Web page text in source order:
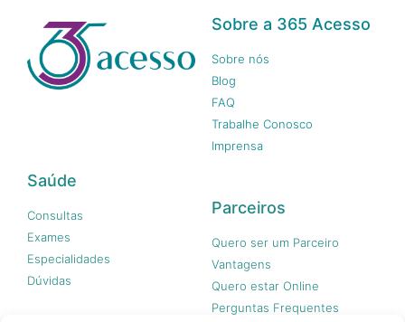
Sobre a 365 Acesso
Sobre nós
Blog
FAQ
Trabalhe Conosco
Imprensa
Saúde
Consultas
Exames
Especialidades
Dúvidas
Parceiros
Quero ser um Parceiro
Vantagens
Quero estar Online
Perguntas Frequentes